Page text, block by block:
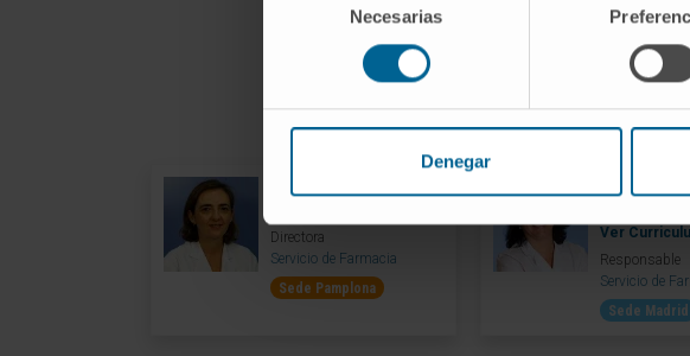
consentimiento
Necesarias
Denegar
Nuestro
Dra. Ana Ortega Eslava
Directora
Servicio de Farmacia
Sede Pamplona
Dra. Mª
Ver
Responsable
Servicio de
Sede Madrid